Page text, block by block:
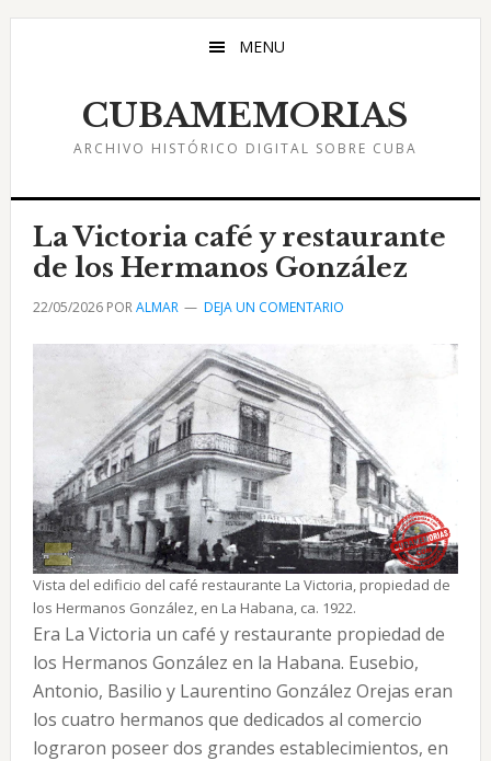
Saltar
Saltar
Saltar
MENU
CUBAMEMORIAS
ARCHIVO HISTÓRICO DIGITAL SOBRE CUBA
La Victoria café y restaurante
de los Hermanos González
22/05/2026PORALMAR DEJA UN COMENTARIO
Vista del edificio del café restaurante La Victoria, propiedad de
los Hermanos González, en La Habana, ca. 1922.
Era La Victoria un café y restaurante propiedad de
los Hermanos González en la Habana. Eusebio,
Antonio, Basilio y Laurentino González Orejas eran
los cuatro hermanos que dedicados al comercio
lograron poseer dos grandes establecimientos, en